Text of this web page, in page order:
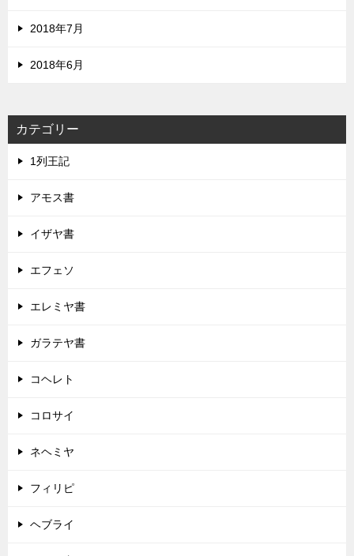
2018年7月
2018年6月
カテゴリー
1列王記
アモス書
イザヤ書
エフェソ
エレミヤ書
ガラテヤ書
コヘレト
コロサイ
ネヘミヤ
フィリピ
ヘブライ